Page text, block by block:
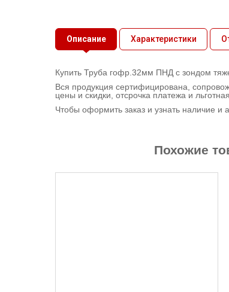
Контактная
информация
Описание Характеристики
Купить Труба гофр.32мм ПНД с зондом
Вся продукция сертифицирована,
цены и скидки, отсрочка платежа и
Чтобы оформить заказ и узнать наличие
Похожие